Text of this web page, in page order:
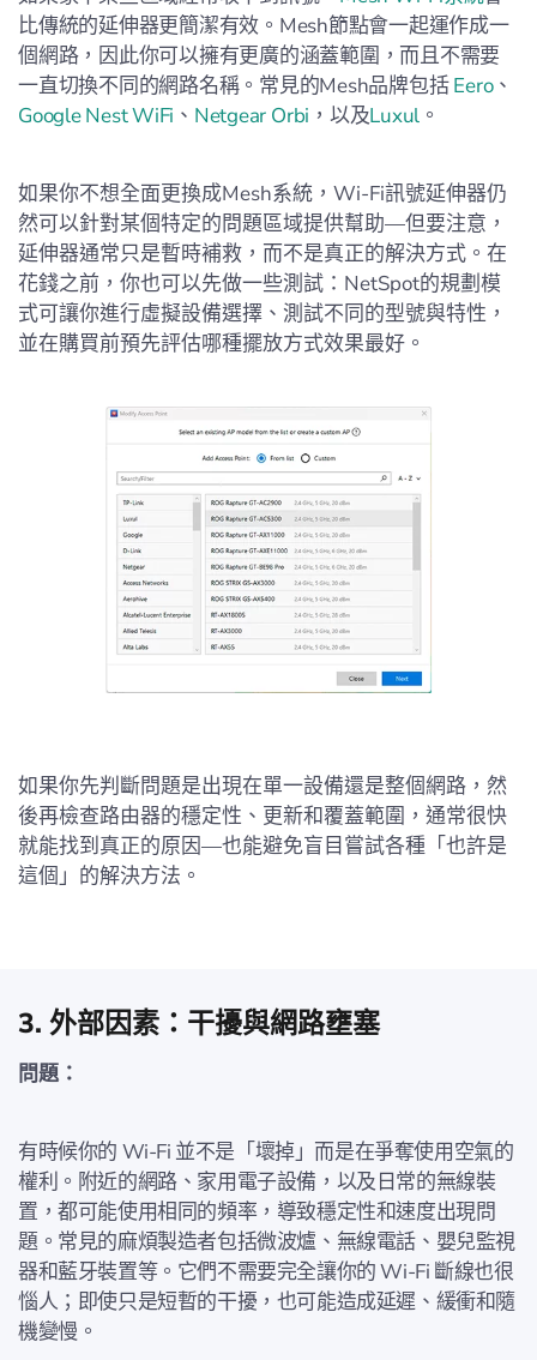
比傳統的延伸器更簡潔有效。Mesh節點會一起運作成一
個網路，因此你可以擁有更廣的涵蓋範圍，而且不需要
一直切換不同的網路名稱。常見的Mesh品牌包括Eero、
Google Nest WiFi 、 Netgear Orbi ，以及Luxul 。
如果你不想全面更換成Mesh系統，Wi-Fi訊號延伸器仍
然可以針對某個特定的問題區域提供幫助—但要注意，
延伸器通常只是暫時補救，而不是真正的解決方式。在
花錢之前，你也可以先做一些測試：NetSpot的規劃模
式可讓你進行虛擬設備選擇、測試不同的型號與特性，
並在購買前預先評估哪種擺放方式效果最好。
如果你先判斷問題是出現在單一設備還是整個網路，然
後再檢查路由器的穩定性、更新和覆蓋範圍，通常很快
就能找到真正的原因—也能避免盲目嘗試各種「也許是
這個」的解決方法。
3. 外部因素：干擾與網路壅塞
問題：
有時候你的 Wi-Fi 並不是「壞掉」而是在爭奪使用空氣的
權利。附近的網路、家用電子設備，以及日常的無線裝
置，都可能使用相同的頻率，導致穩定性和速度出現問
題。常見的麻煩製造者包括微波爐、無線電話、嬰兒監視
器和藍牙裝置等。它們不需要完全讓你的 Wi-Fi 斷線也很
惱人；即使只是短暫的干擾，也可能造成延遲、緩衝和隨
機變慢。